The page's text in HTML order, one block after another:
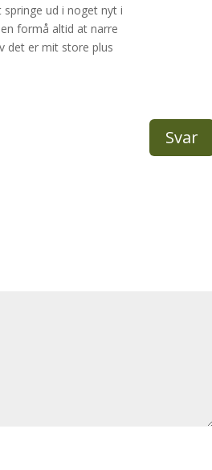
ud i noget nyt i
formå altid at narre
det er mit store plus
Svar